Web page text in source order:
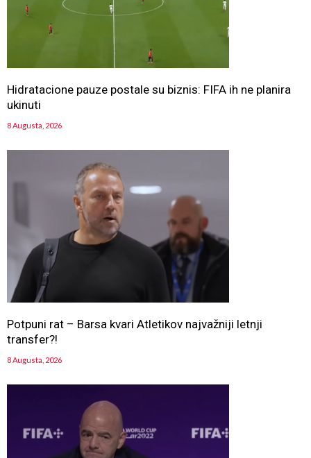
Hidratacione pauze postale su biznis: FIFA ih ne planira
ukinuti
8 Augusta, 2026
Potpuni rat – Barsa kvari Atletikov najvažniji letnji
transfer?!
8 Augusta, 2026